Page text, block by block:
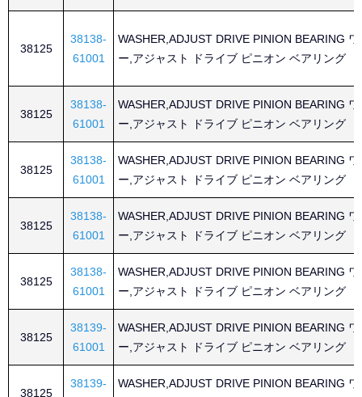
38125
38138-
61001
WASHER,ADJUST DRIVE PINION BEARING
ー,アジャスト ドライブ ピニオン ベアリング
38125
38138-
61001
WASHER,ADJUST DRIVE PINION BEARING
ー,アジャスト ドライブ ピニオン ベアリング
38125
38138-
61001
WASHER,ADJUST DRIVE PINION BEARING
ー,アジャスト ドライブ ピニオン ベアリング
38125
38138-
61001
WASHER,ADJUST DRIVE PINION BEARING
ー,アジャスト ドライブ ピニオン ベアリング
38125
38138-
61001
WASHER,ADJUST DRIVE PINION BEARING
ー,アジャスト ドライブ ピニオン ベアリング
38125
38139-
61001
WASHER,ADJUST DRIVE PINION BEARING
ー,アジャスト ドライブ ピニオン ベアリング
38125
38139-
WASHER,ADJUST DRIVE PINION BEARING